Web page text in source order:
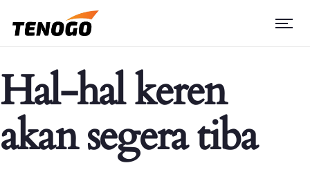
Hal-hal keren
akan segera tiba